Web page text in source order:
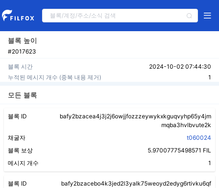
블록 높이
#2017623
블록 시간
2024-10-02 07:44:30
누적된 메시지 개수 (중복 내용 제거)
1
모든 블록
블록 ID
bafy2bzacea4j3j2j6owjjfozzzeywykxkguqvyhp65y4jm
mqba3hvlbvute2k
채굴자
t060024
블록 보상
5.97007775498571 FIL
메시지 개수
1
블록 ID
bafy2bzacebo4k3jed2l3yalk75weoyd2edyg6rtivku6qf